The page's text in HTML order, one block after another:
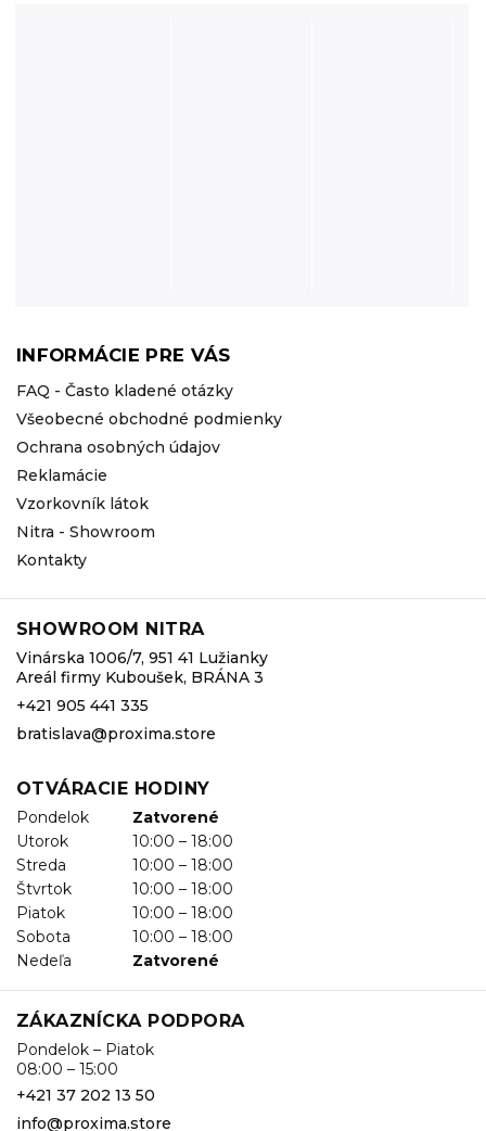
INFORMÁCIE PRE VÁS
FAQ - Často kladené otázky
Všeobecné obchodné podmienky
Ochrana osobných údajov
Reklamácie
Vzorkovník látok
Nitra - Showroom
Kontakty
SHOWROOM NITRA
Vinárska 1006/7, 951 41 Lužianky
Areál firmy Kuboušek, BRÁNA 3
+421 905 441 335
bratislava@proxima.store
OTVÁRACIE HODINY
Pondelok
Zatvorené
Utorok
10:00 – 18:00
Streda
10:00 – 18:00
Štvrtok
10:00 – 18:00
Piatok
10:00 – 18:00
Sobota
10:00 – 18:00
Nedeľa
Zatvorené
ZÁKAZNÍCKA PODPORA
Pondelok – Piatok
08:00 – 15:00
+421 37 202 13 50
info@proxima.store